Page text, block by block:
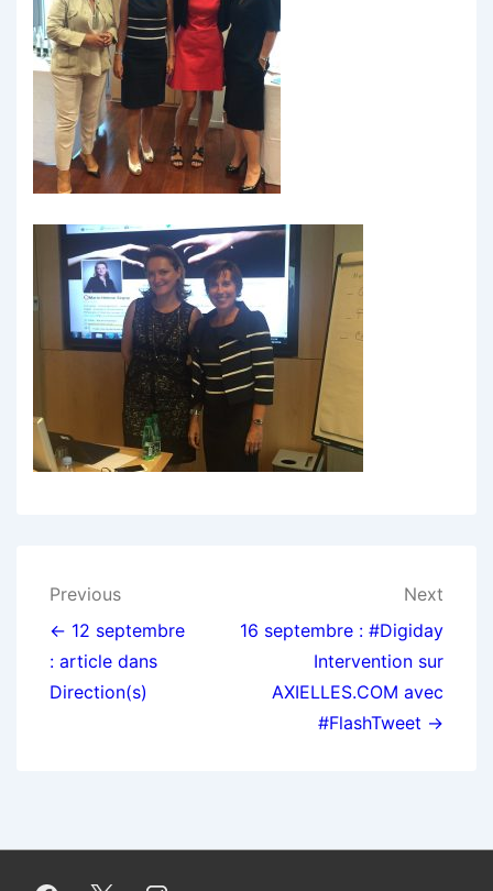
Navigation
de
l’article
Previous
← 12 septembre
: article dans
Direction(s)
Next
16 septembre : #Digiday
Intervention sur
AXIELLES.COM avec
#FlashTweet →